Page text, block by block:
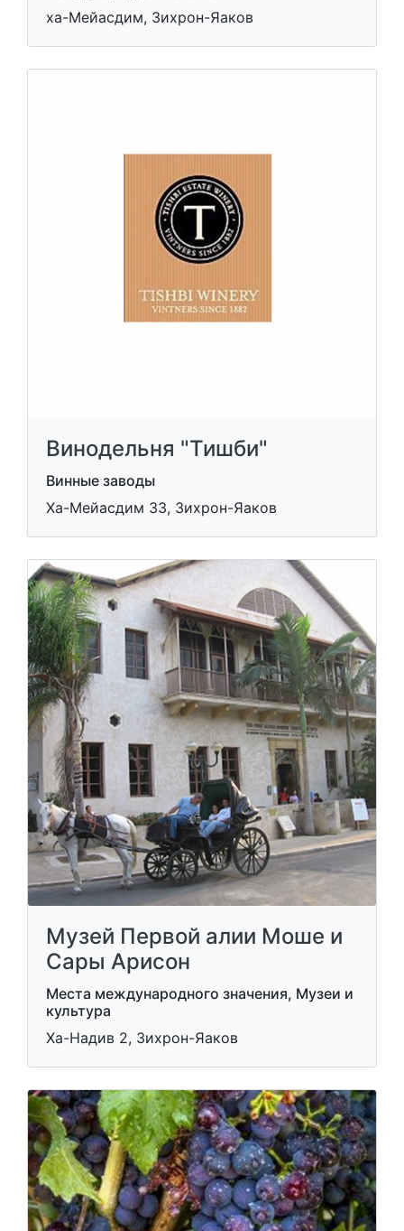
ха-Мейасдим, Зихрон-Яаков
Винодельня "Тишби"
Винные заводы
Ха-Мейасдим 33, Зихрон-Яаков
Музей Первой алии Моше и
Сары Арисон
Места международного значения, Музеи и
культура
Ха-Надив 2, Зихрон-Яаков